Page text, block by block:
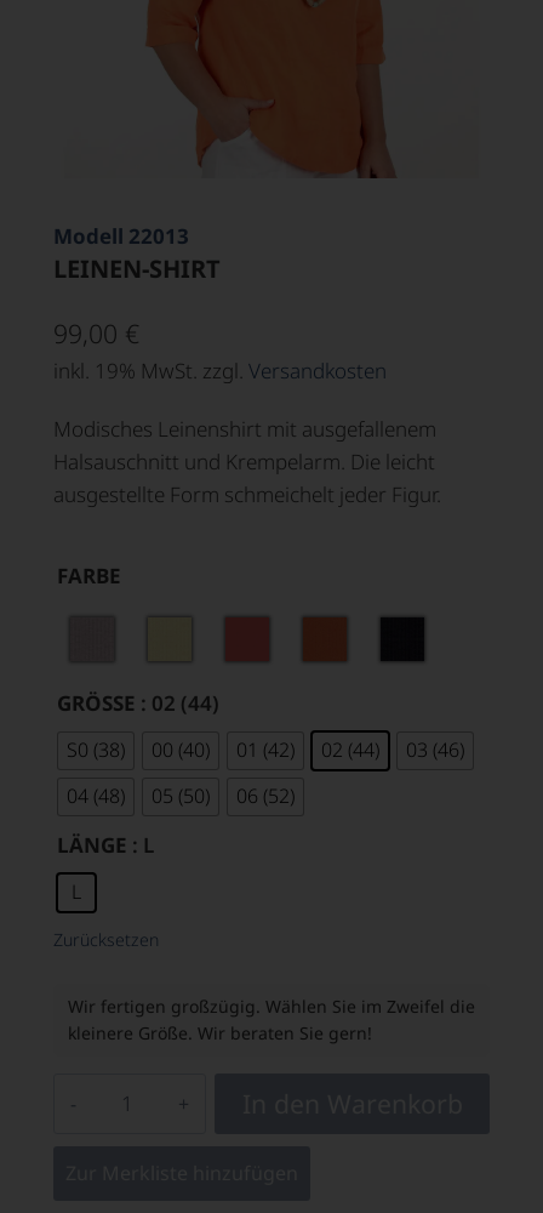
Modell 22013
LEINEN-SHIRT
99,00 €
inkl. 19% MwSt. zzgl. Versandkosten
Modisches Leinenshirt mit ausgefallenem
Halsauschnitt und Krempelarm. Die leicht
ausgestellte Form schmeichelt jeder Figur.
FARBE
GRÖSSE : 02 (44)
S0 (38) 00 (40) 01 (42) 02 (44)
03 (46)
04 (48)
05 (50) 06 (52)
LÄNGE : L
L
Zurücksetzen
Wir fertigen großzügig. Wählen Sie im Zweifel die
kleinere Größe. Wir beraten Sie gern!